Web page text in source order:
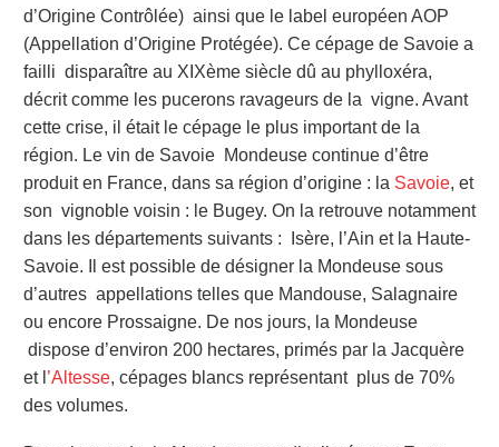
d’Origine Contrôlée) ainsi que le label européen AOP
(Appellation d’Origine Protégée). Ce cépage de Savoie a
failli disparaître au XIXème siècle dû au phylloxéra,
décrit comme les pucerons ravageurs de la vigne. Avant
cette crise, il était le cépage le plus important de la
région. Le vin de Savoie Mondeuse continue d’être
produit en France, dans sa région d’origine : la Savoie, et
son vignoble voisin : le Bugey. On la retrouve notamment
dans les départements suivants :
Isère, l’Ain et la Haute-
Savoie. Il est possible de désigner la Mondeuse sous
d’autres appellations telles que Mandouse, Salagnaire
ou encore Prossaigne. De nos jours, la Mondeuse
dispose d’environ 200 hectares, primés par la Jacquère
et l ’Altesse, cépages blancs représentant plus de 70%
des volumes.